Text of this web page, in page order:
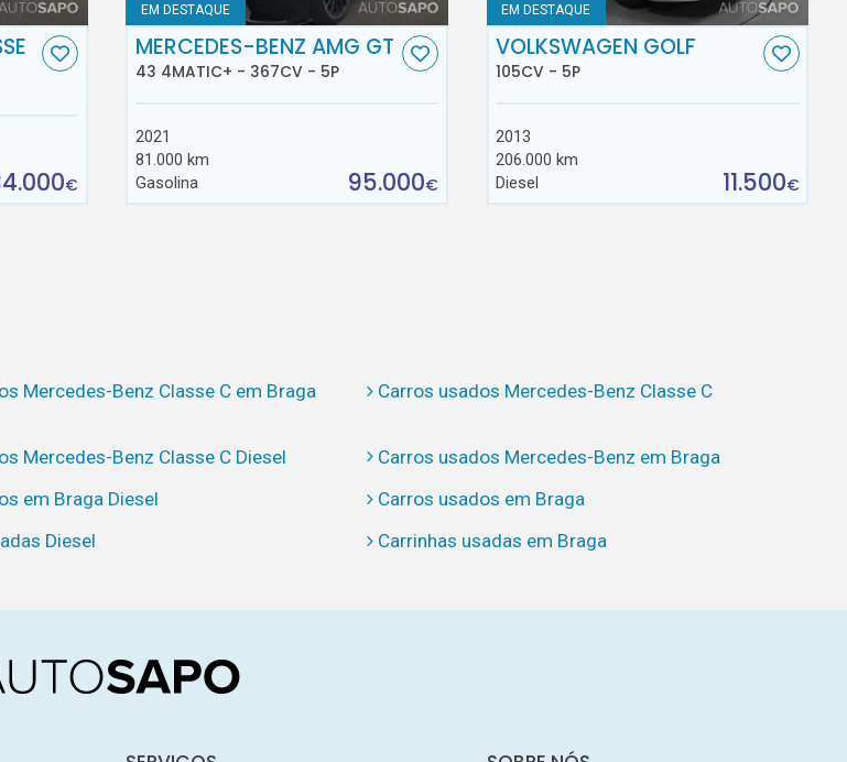
€
EM DESTAQUE
MERCEDES-BENZ AMG GT
43 4MATIC+ - 367CV - 5P
2021
81.000 km
Gasolina
95.000€
EM DESTAQUE
VOLKSWAGEN GOLF
105CV - 5P
2013
206.000 km
Diesel
11.500€
Mercedes-Benz Classe C em Braga
Carros usados Mercedes-Benz Classe C
Mercedes-Benz Classe C Diesel
Carros usados Mercedes-Benz em Braga
em Braga Diesel
Carros usados em Braga
Diesel Carrinhas usadas em Braga